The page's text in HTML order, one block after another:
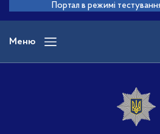
основного
вмісту
Портал в режимі
Меню